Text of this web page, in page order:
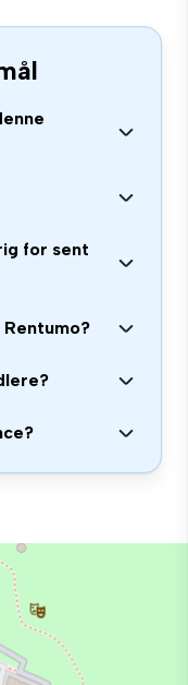
for sent